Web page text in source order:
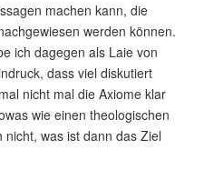
machen kann, die
werden können.
ich dagegen als Laie von
dass viel diskutiert
nicht mal die Axiome klar
wie einen theologischen
nicht, was ist dann das Ziel